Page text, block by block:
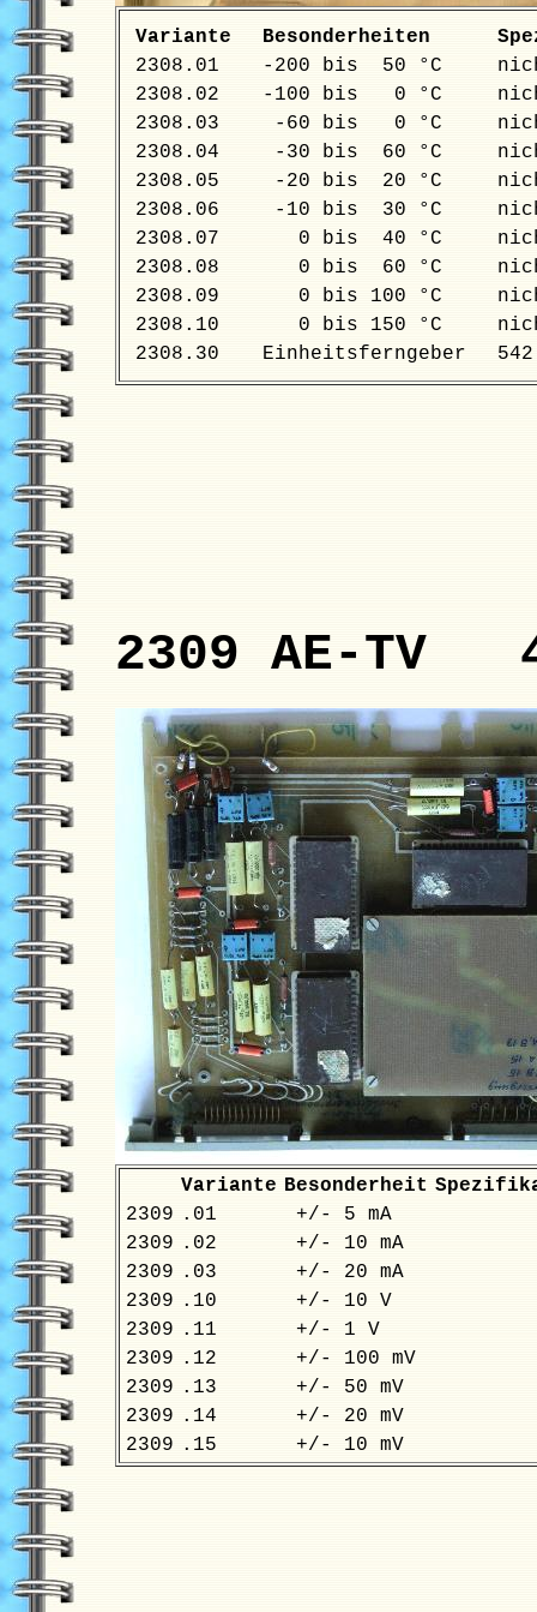
Variante Besonderheiten
2308.01
-200 bis 50 °C
2308.02
-100 bis 0 °C
2308.03
-60 bis 0 °C
2308.04
-30 bis 60 °C
2308.05
-20 bis 20 °C
2308.06
-10 bis 30 °C
2308.07
0 bis 40 °C
2308.08
0 bis 60 °C
2308.09
0 bis 100 °C
2308.10
0 bis 150 °C
2308.30
Einheitsferngeber
2309 AE-TV
Variante Besonderheit
2309 .01
+/- 5 mA
2309 .02
+/- 10 mA
2309 .03
+/- 20 mA
2309 .10
+/- 10 V
2309 .11
+/- 1 V
2309 .12
+/- 100 mV
2309 .13
+/- 50 mV
2309 .14
+/- 20 mV
2309 .15 +/- 10 mV